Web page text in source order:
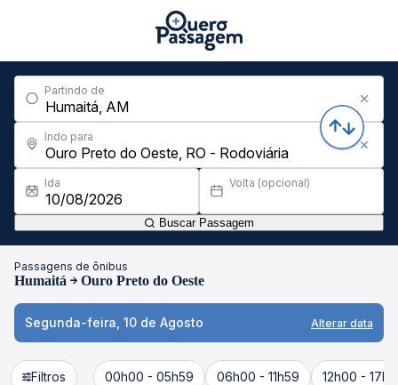
Partindo de
Indo para
Ida Volta (opcional)
Buscar Passagem
Passagens de ônibus
Humaitá Ouro Preto do Oeste
Segunda-feira, 10 de Agosto Alterar data
Filtros 00h00 - 05h59 06h00 - 11h59 12h00 -